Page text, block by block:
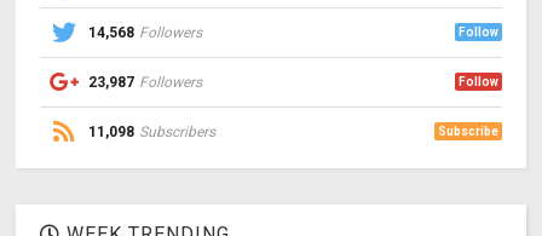
14,568 Followers Follow
23,987 Followers Follow
11,098 Subscribers Subscribe